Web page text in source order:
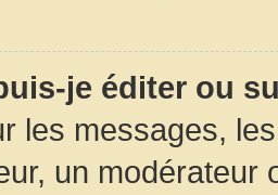
je éditer ou
les messages,
un modérateur